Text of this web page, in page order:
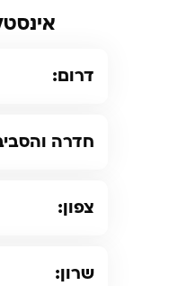
דרום:
חדרה
צפון:
שרון: